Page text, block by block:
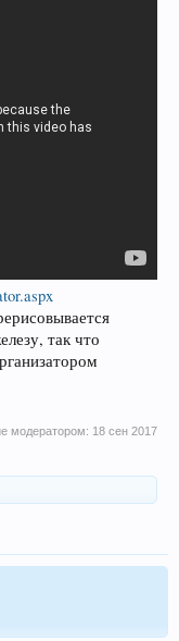
так что
модератором: 18 сен 2017